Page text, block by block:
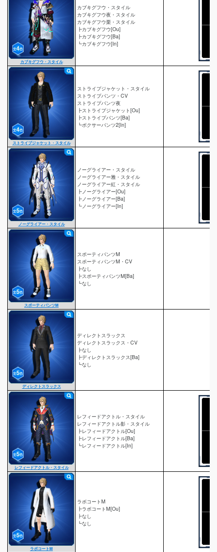
カブキグフウ・スタイル
カブキグフウ・スタイル
カブキグフウ夜・スタイル
カブキグフウ栗・スタイル
┣カブキグフウ[Ou]
┣カブキグフウ[Ba]
┗カブキグフウ[In]
ストライプジャケット・スタイル
ストライプジャケット・スタイル
ストライプパンツ・CV
ストライプパンツ夜
┣ストライプジャケット[Ou]
┣ストライプパンツ[Ba]
┗ボクサーパンツ2[In]
ノーグライアー・スタイル
ノーグライアー・スタイル
ノーグライアー雅・スタイル
ノーグライアー紅・スタイル
┣ノーグライアー[Ou]
┣ノーグライアー[Ba]
┗ノーグライアー[In]
スポーティパンツM
スポーティパンツM
スポーティパンツM・CV
┣なし
┣スポーティパンツM[Ba]
┗なし
ディレクトスラックス
ディレクトスラックス
ディレクトスラックス・CV
┣なし
┣ディレクトスラックス[Ba]
┗なし
レフィードアクトル・スタイル
レフィードアクトル・スタイル
レフィードアクトル影・スタイル
┣レフィードアクトル[Ou]
┣レフィードアクトル[Ba]
┗レフィードアクトル[In]
ラボコートM
ラボコートM
┣ラボコートM[Ou]
┣なし
┗なし